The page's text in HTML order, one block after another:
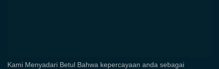
Kami Menyadari Betul Bahwa kepercayaan anda sebagai